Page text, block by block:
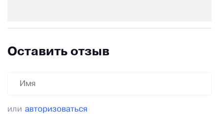
Оставить отзыв
или авторизоваться